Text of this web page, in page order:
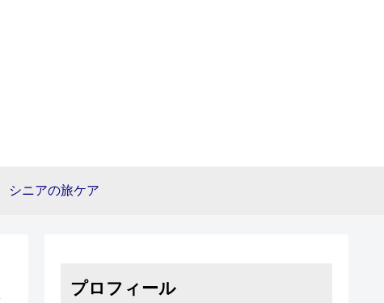
シニアの旅ケア
プロフィール